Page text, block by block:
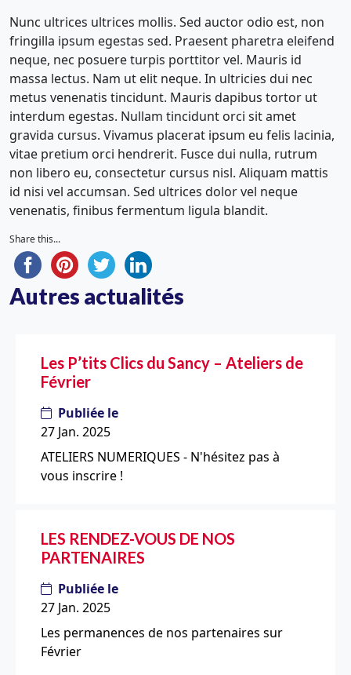
Nunc ultrices ultrices mollis. Sed auctor odio est, non
fringilla ipsum egestas sed. Praesent pharetra eleifend
neque, nec posuere turpis porttitor vel. Mauris id
massa lectus. Nam ut elit neque. In ultricies dui nec
metus venenatis tincidunt. Mauris dapibus tortor ut
interdum egestas. Nullam tincidunt orci sit amet
gravida cursus. Vivamus placerat ipsum eu felis lacinia,
vitae pretium orci hendrerit. Fusce dui nulla, rutrum
non libero eu, consectetur cursus nisl. Aliquam mattis
id nisi vel accumsan. Sed ultrices dolor vel neque
venenatis, finibus fermentum ligula blandit.
Share this...
Autres actualités
Les P’tits Clics du Sancy – Ateliers de
Février
Publiée le
27 Jan. 2025
ATELIERS NUMERIQUES - N'hésitez pas à
vous inscrire !
LES RENDEZ-VOUS DE NOS
PARTENAIRES
Publiée le
27 Jan. 2025
Les permanences de nos partenaires sur
Février